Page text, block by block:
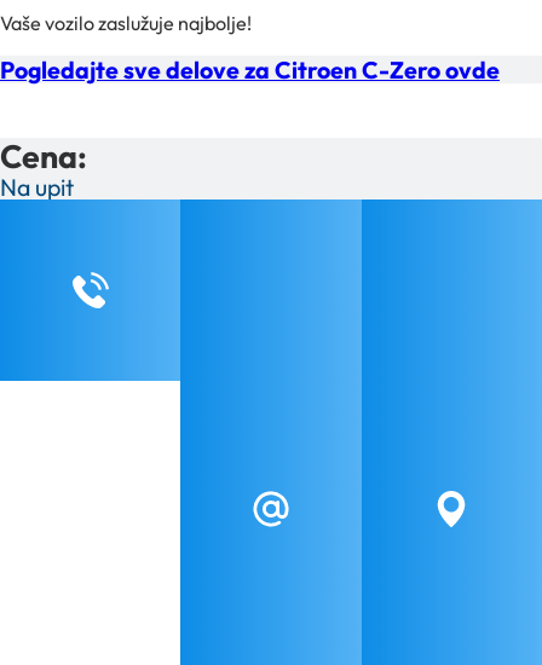
Vaše vozilo zaslužuje najbolje!
Pogledajte sve delove za Citroen C-Zero ovde
Cena:
Na upit